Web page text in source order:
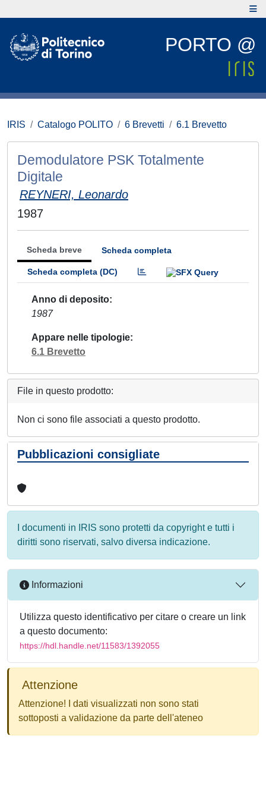
PORTO @
IRIS Catalogo POLITO 6 Brevetti 6.1 Brevetto
Demodulatore PSK Totalmente
Digitale
REYNERI, Leonardo
1987
Scheda breve Scheda completa
Scheda completa (DC)
Anno di deposito
1987
Appare nelle tipologie
6.1 Brevetto
File in questo prodotto:
Non ci sono file associati a questo prodotto.
Pubblicazioni consigliate
I documenti in IRIS sono protetti da copyright e tutti i
diritti sono riservati, salvo diversa indicazione.
Informazioni
Utilizza questo identificativo per citare o creare un link
a questo documento:
https://hdl.handle.net/11583/1392055
Attenzione
Attenzione! I dati visualizzati non sono stati
sottoposti a validazione da parte dell'ateneo